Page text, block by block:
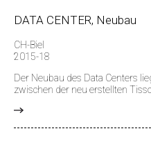
DATA CENTER, Neubau
CH-Biel
2015-18
Der Neubau des Data Centers
zwischen der neu erstellten